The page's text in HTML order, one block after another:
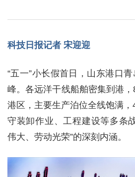
科技日报记者 宋迎迎
“五一”小长假首日，山东港口
峰。各远洋干线船舶密集到港
港区，主要生产泊位全线饱满
守装卸作业、工程建设等多条
伟大、劳动光荣”的深刻内涵。